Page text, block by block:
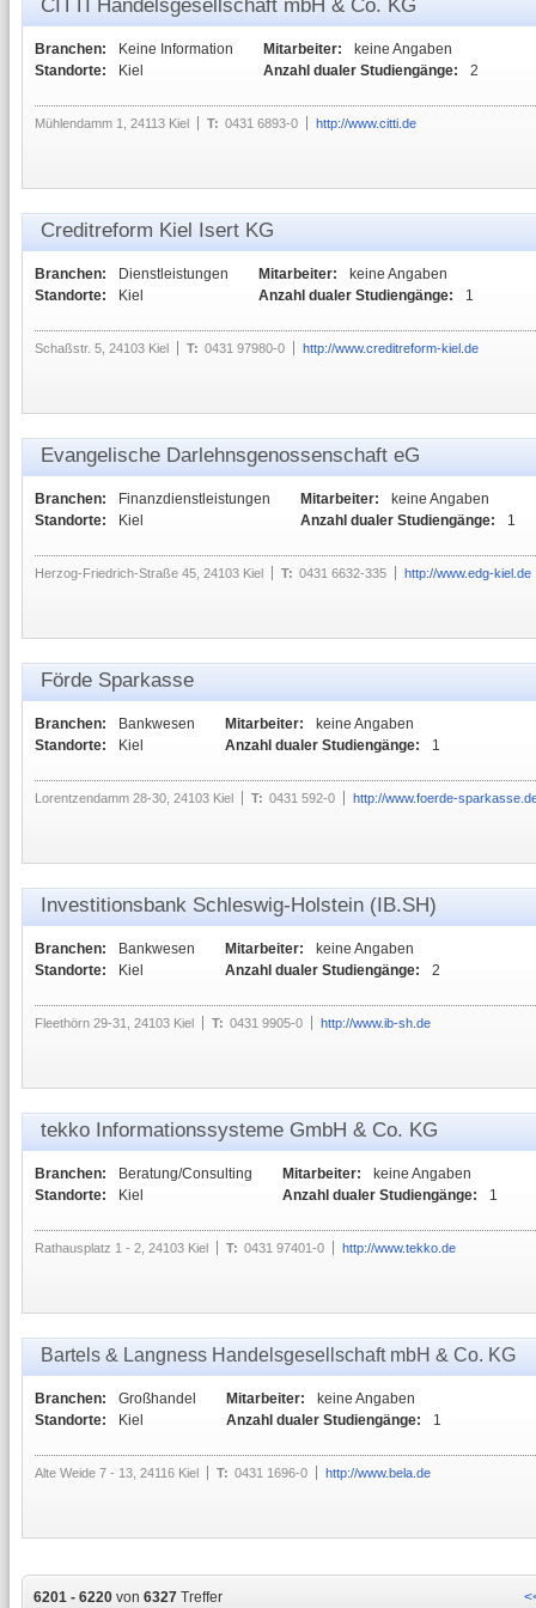
CITTI Handelsgesellschaft mbH & Co. KG
Branchen:
Keine Information
Standorte:
Kiel
Mitarbeiter:
keine Angaben
Anzahl dualer Studiengänge:
2
Mühlendamm 1, 24113 Kiel T: 0431 6893-0 http://www.citti.de
Creditreform Kiel Isert KG
Branchen:
Dienstleistungen
Standorte:
Kiel
Mitarbeiter:
keine Angaben
Anzahl dualer Studiengänge:
1
Schaßstr. 5, 24103 Kiel T: 0431 97980-0 http://www.creditreform-kiel.de
Evangelische Darlehnsgenossenschaft eG
Branchen:
Finanzdienstleistungen
Standorte:
Kiel
Mitarbeiter:
keine Angaben
Anzahl dualer Studiengänge:
1
Herzog-Friedrich-Straße 45, 24103 Kiel T: 0431 6632-335 http://www.edg-kiel.de
Förde Sparkasse
Branchen:
Bankwesen
Standorte:
Kiel
Mitarbeiter:
keine Angaben
Anzahl dualer Studiengänge:
1
Lorentzendamm 28-30, 24103 Kiel T: 0431 592-0 http://www.foerde-
Investitionsbank Schleswig-Holstein (IB.SH)
Branchen:
Bankwesen
Standorte:
Kiel
Mitarbeiter:
keine Angaben
Anzahl dualer Studiengänge:
2
Fleethörn 29-31, 24103 Kiel T: 0431 9905-0 http://www.ib-sh.de
tekko Informationssysteme GmbH & Co. KG
Branchen:
Beratung/Consulting
Standorte:
Kiel
Mitarbeiter:
keine Angaben
Anzahl dualer Studiengänge:
1
Rathausplatz 1 - 2, 24103 Kiel T: 0431 97401-0 http://www.tekko.de
Bartels & Langness Handelsgesellschaft mbH & Co. KG
Branchen:
Großhandel
Standorte:
Kiel
Mitarbeiter:
keine Angaben
Anzahl dualer Studiengänge:
1
Alte Weide 7 - 13, 24116 Kiel T: 0431 1696-0 http://www.bela.de
6201 - 6220 von 6327 Treffer